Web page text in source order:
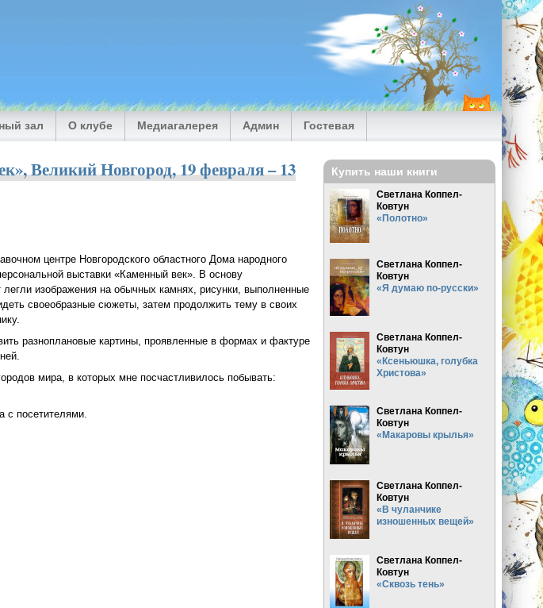
зал О клубе Медиагалерея Админ Гостевая
Великий Новгород, 19 февраля – 13
центре Новгородского областного Дома народного
выставки «Каменный век». В основу
изображения на обычных камнях, рисунки, выполненные
своеобразные сюжеты, затем продолжить тему в своих
разноплановые картины, проявленные в формах и фактуре
мира, в которых мне посчастливилось побывать:
с посетителями.
Великий Новгород, 19 февраля – 13 марта 2021 года
Купить наши книги
Светлана Коппел-
Ковтун
«Полотно»
Светлана Коппел-
Ковтун
«Я думаю по-русски»
Светлана Коппел-
Ковтун
«Ксеньюшка, голубка
Христова»
Светлана Коппел-
Ковтун
«Макаровы крылья»
Светлана Коппел-
Ковтун
«В чуланчике
изношенных вещей»
Светлана Коппел-
Ковтун
«Сквозь тень»